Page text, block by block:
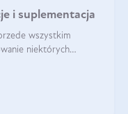
i suplementacja
wszystkim
niektórych